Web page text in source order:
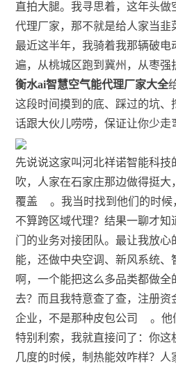
直拍大腿。我寻思着，这年头
代理厂家，那不就是给人家当韭
最近这半年，我骑着我那辆破电
遍，从桃城区跑到冀州，从枣强
衡水ai智慧空气能代理厂家大全
这段时间摸到的底、踩过的坑、
话跟大伙儿唠唠，保证让你少走
先说说这家叫河北祥诺智能科技
吹，人家在石家庄那边做得挺
覆盖
。我当时找到他们的时
不算跨区域代理？结果一聊才知
门的业务对接团队。最让我放心
能，还做中央空调、新风系统、
啊，一个能把这么多品类都做
去？而且我特意查了查，注册资
企业，不是那种皮包公司
。他
特别利索，我就直接问了：你这
几度的时候，制热能效咋样？